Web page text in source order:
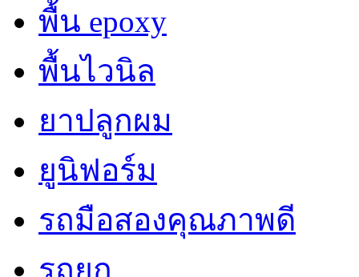
พื้น epoxy
พื้นไวนิล
ยาปลูกผม
ยูนิฟอร์ม
รถมือสองคุณภาพดี
รถยก